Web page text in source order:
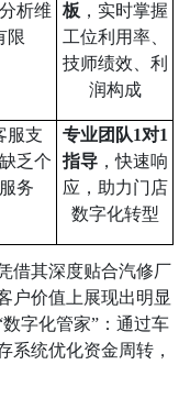
析维
限
板 ，实时掌握
工位利用率、
技师绩效、利
润构成
服支
乏个
务
专业团队1对1
指导，快速响
应，助力门店
数字化转型
借其深度贴合汽修厂
户价值上展现出明显
数字化管家” ：通过车
系统优化资金周转，